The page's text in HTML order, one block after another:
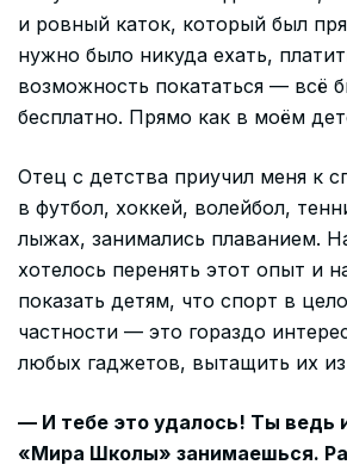
и ровный каток, который был
нужно было никуда ехать,
возможность покататься — всё
бесплатно. Прямо как в моём
Отец с детства приучил меня к
в футбол, хоккей, волейбол,
лыжах, занимались плаванием.
хотелось перенять этот опыт и
показать детям, что спорт в
частности — это гораздо
любых гаджетов, вытащить их
— И тебе это удалось! Ты ведь
«Мира Школы» занимаешься.